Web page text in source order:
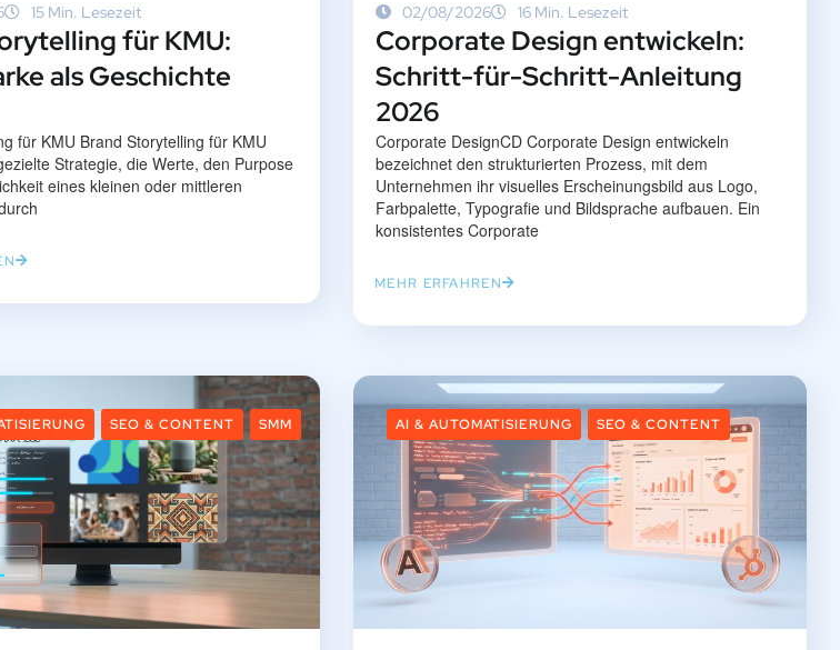
15 Min. Lesezeit
für KMU:
als Geschichte
für KMU Brand Storytelling für KMU
Strategie, die Werte, den Purpose
eines kleinen oder mittleren
02/08/2026 16 Min. Lesezeit
Corporate Design entwickeln:
Schritt-für-Schritt-Anleitung
2026
Corporate DesignCD Corporate Design entwickeln
bezeichnet den strukturierten Prozess, mit dem
Unternehmen ihr visuelles Erscheinungsbild aus Logo,
Farbpalette, Typografie und Bildsprache aufbauen. Ein
konsistentes Corporate
MEHR ERFAHREN
SEO & CONTENT SMM AI & AUTOMATISIERUNG SEO & CONTENT